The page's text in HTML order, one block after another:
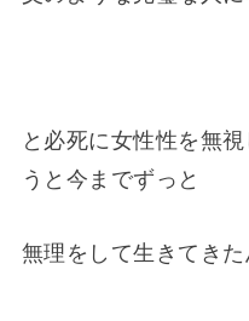
と必死に女性性を無
うと今までずっと
無理をして生きてきた